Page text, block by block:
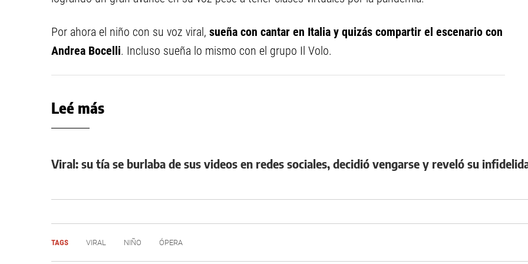
Por ahora el niño con su voz viral, sueña con cantar en Italia y quizás compartir el escenario con
Andrea Bocelli. Incluso sueña lo mismo con el grupo Il Volo.
Leé más
Viral: su tía se burlaba de sus videos en redes sociales, decidió vengarse y reveló su
TAGS VIRAL NIÑO ÓPERA